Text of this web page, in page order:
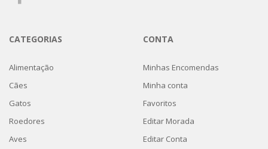
CATEGORIAS
Alimentação
Cães
Gatos
Roedores
Aves
CONTA
Minhas Encomendas
Minha conta
Favoritos
Editar Morada
Editar Conta